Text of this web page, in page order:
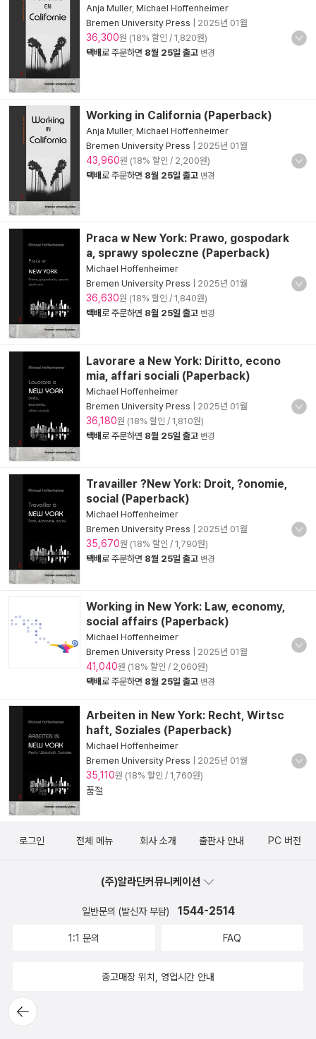
Anja Muller, Michael Hoffenheimer
Bremen University Press
2025년 01월
36,300원 (18% 할인 / 1,820원)
택배로 주문하면 8월 25일 출고 변경
Working in California (Paperback)
Anja Muller, Michael Hoffenheimer
Bremen University Press
2025년 01월
43,960원 (18% 할인 / 2,200원)
택배로 주문하면 8월 25일 출고 변경
Praca w New York: Prawo, gospodark
a, sprawy spoleczne (Paperback)
Michael Hoffenheimer
Bremen University Press
2025년 01월
36,630원 (18% 할인 / 1,840원)
택배로 주문하면 8월 25일 출고 변경
Lavorare a New York: Diritto, econo
mia, affari sociali (Paperback)
Michael Hoffenheimer
Bremen University Press
2025년 01월
36,180원 (18% 할인 / 1,810원)
택배로 주문하면 8월 25일 출고 변경
Travailler ?New York: Droit, ?onomie,
social (Paperback)
Michael Hoffenheimer
Bremen University Press
2025년 01월
35,670원 (18% 할인 / 1,790원)
택배로 주문하면 8월 25일 출고 변경
Working in New York: Law, economy,
social affairs (Paperback)
Michael Hoffenheimer
Bremen University Press
2025년 01월
41,040원 (18% 할인 / 2,060원)
택배로 주문하면 8월 25일 출고 변경
Arbeiten in New York: Recht, Wirtsc
haft, Soziales (Paperback)
Michael Hoffenheimer
Bremen University Press
2025년 01월
35,110원 (18% 할인 / 1,760원)
품절
뒤로가
기
로그인 전체 메뉴 회사 소개 출판사 안내 PC 버전
(주)알라딘커뮤니케이션
일반문의 (발신자 부담) 1544-2514
1:1 문의 FAQ
중고매장 위치, 영업시간 안내